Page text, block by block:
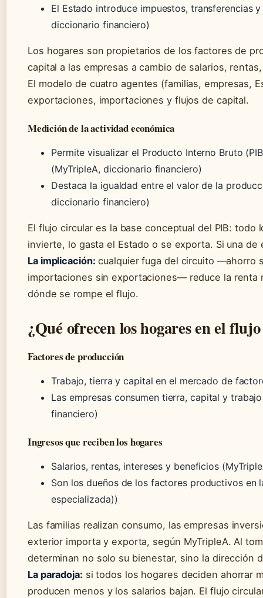
El Estado introduce impuestos, transferencias
diccionario financiero)
Los hogares son propietarios de los factores de
capital a las empresas a cambio de salarios,
El modelo de cuatro agentes (familias, empresas,
exportaciones, importaciones y flujos de capital.
Medición de la actividad económica
Permite visualizar el Producto Interno Bruto
(MyTripleA, diccionario financiero)
Destaca la igualdad entre el valor de la
diccionario financiero)
El flujo circular es la base conceptual del PIB: todo
invierte, lo gasta el Estado o se exporta. Si una
La implicación: cualquier fuga del circuito —ahorro
importaciones sin exportaciones— reduce la renta
dónde se rompe el flujo.
¿Qué ofrecen los hogares en el
Factores de producción
Trabajo, tierra y capital en el mercado de
Las empresas consumen tierra, capital y
financiero)
Ingresos que reciben los hogares
Salarios, rentas, intereses y beneficios
Son los dueños de los factores productivos en
especializada))
Las familias realizan consumo, las empresas
exterior importa y exporta, según MyTripleA. Al
determinan no solo su bienestar, sino la dirección
La paradoja: si todos los hogares deciden ahorrar
producen menos y los salarios bajan. El flujo